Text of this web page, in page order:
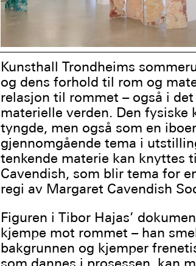
Kunsthall Trondheims
og dens forhold til rom og
relasjon til rommet – også i
materielle verden. Den
tyngde, men også som en
gjennomgående tema i
tenkende materie kan knyttes
Cavendish, som blir tema for
regi av Margaret Cavendish
Figuren i Tibor Hajas’
kjempe mot rommet – han
bakgrunnen og kjemper
som dannes i prosessen, kan